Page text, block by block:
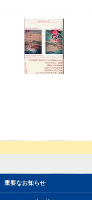
重要なお知らせ